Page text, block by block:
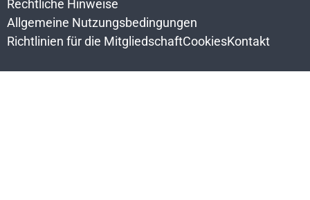
Rechtliche Hinweise
Allgemeine Nutzungsbedingungen
Richtlinien für die MitgliedschaftCookiesKontakt